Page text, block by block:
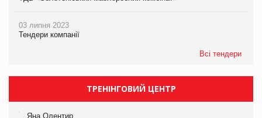
03 липня 2023
Тендери компанії
Всі тендери
ТРЕНІНГОВИЙ ЦЕНТР
Яна Олентир